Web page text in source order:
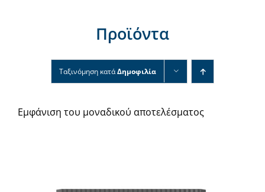
Προϊόντα
Ταξινόμηση κατάΔημοφιλία
Εμφάνιση του μοναδικού αποτελέσματος